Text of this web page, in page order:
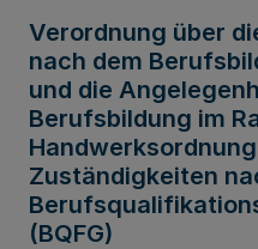
Verordnung über
nach dem
und die
Berufsbildung im
Zuständigkeiten
(BQFG)